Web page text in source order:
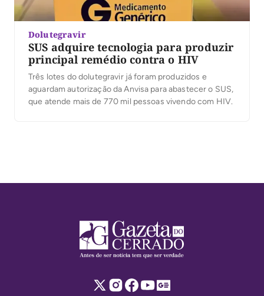
Dolutegravir
SUS adquire tecnologia para produzir
principal remédio contra o HIV
Três lotes do dolutegravir já foram produzidos e
aguardam autorização da Anvisa para abastecer o SUS,
que atende mais de 770 mil pessoas vivendo com HIV.